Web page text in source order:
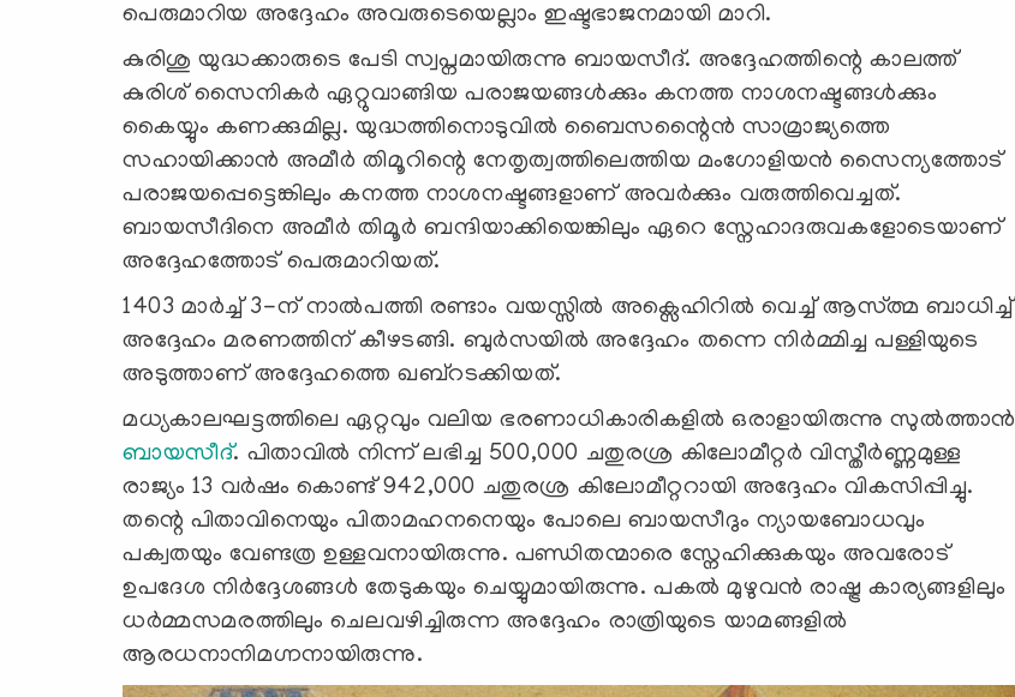
പെരുമാറിയ അദ്ദേഹം അവരുടെയെല്ലാം ഇഷ്ടഭാജനമായി മാറി.
കുരിശു യുദ്ധക്കാരുടെ പേടി സ്വപ്നമായിരുന്നു ബായസീദ്. അദ്ദേഹത്തിന്റെ കാലത്ത്
കുരിശ് സൈനികർ ഏറ്റുവാങ്ങിയ പരാജയങ്ങൾക്കും കനത്ത നാശനഷ്ടങ്ങൾക്കും
കൈയ്യും കണക്കുമില്ല. യുദ്ധത്തിനൊടുവിൽ ബൈസന്റൈൻ സാമ്രാജ്യത്തെ
സഹായിക്കാൻ അമീർ തിമൂറിന്റെ നേതൃത്വത്തിലെത്തിയ മംഗോളിയൻ സൈന്യത്തോട്
പരാജയപ്പെട്ടെങ്കിലും കനത്ത നാശനഷ്ടങ്ങളാണ് അവർക്കും വരുത്തിവെച്ചത്.
ബായസീദിനെ അമീർ തിമൂർ ബന്ദിയാക്കിയെങ്കിലും ഏറെ സ്നേഹാദരുവകളോടെയാണ്
അദ്ദേഹത്തോട് പെരുമാറിയത്.
1403 മാർച്ച് 3-ന് നാൽപത്തി രണ്ടാം വയസ്സിൽ അക്സെഹിറിൽ വെച്ച് ആസ്ത്മ ബാധിച്ച്
അദ്ദേഹം മരണത്തിന് കീഴടങ്ങി. ബുർസയിൽ അദ്ദേഹം തന്നെ നിർമ്മിച്ച പള്ളിയുടെ
അടുത്താണ് അദ്ദേഹത്തെ ഖബ്റടക്കിയത്.
മധ്യകാലഘട്ടത്തിലെ ഏറ്റവും വലിയ ഭരണാധികാരികളിൽ ഒരാളായിരുന്നു സുൽത്താൻ
ബായസീദ്. പിതാവിൽ നിന്ന് ലഭിച്ച 500,000 ചതുരശ്ര കിലോമീറ്റർ വിസ്തീർണ്ണമുള്ള
രാജ്യം 13 വർഷം കൊണ്ട് 942,000 ചതുരശ്ര കിലോമീറ്ററായി അദ്ദേഹം വികസിപ്പിച്ചു.
തന്റെ പിതാവിനെയും പിതാമഹനനെയും പോലെ ബായസീദും ന്യായബോധവും
പക്വതയും വേണ്ടത്ര ഉള്ളവനായിരുന്നു. പണ്ഡിതന്മാരെ സ്നേഹിക്കുകയും അവരോട്
ഉപദേശ നിർദ്ദേശങ്ങൾ തേടുകയും ചെയ്യുമായിരുന്നു. പകൽ മുഴുവൻ രാഷ്ട്ര കാര്യങ്ങളിലും
ധർമ്മസമരത്തിലും ചെലവഴിച്ചിരുന്ന അദ്ദേഹം രാത്രിയുടെ യാമങ്ങളിൽ
ആരധനാനിമഗ്നനായിരുന്നു.